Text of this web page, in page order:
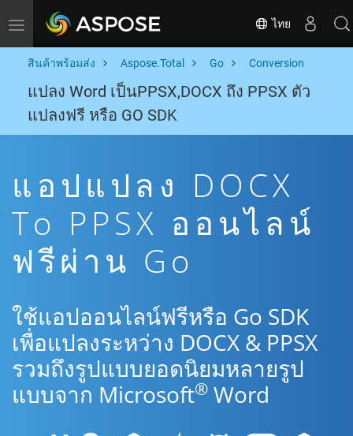
Toggle navigation ไทย
สินค้าพร้อมส่ง Aspose.Total Go Conversion
แปลง Word เป็นPPSX,DOCX ถึง PPSX ตัว
แปลงฟรี หรือ GO SDK
แอปแปลง DOCX
To PPSX ออนไลน์
ฟรีผ่าน Go
ใช้แอปออนไลน์ฟรีหรือ Go SDK
เพื่อแปลงระหว่าง DOCX & PPSX
รวมถึงรูปแบบยอดนิยมหลายรูป
แบบจาก Microsoft® Word